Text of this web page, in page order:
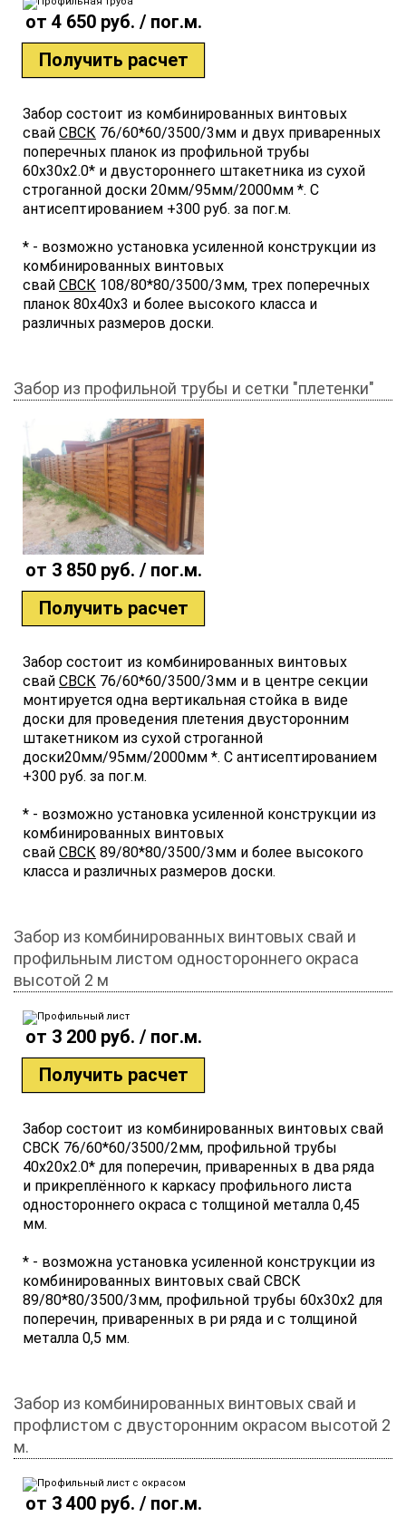
от 4 650 руб. / пог.м.
Получить расчет
Забор состоит из комбинированных винтовых
свай СВСК 76/60*60/3500/3мм и двух приваренных
поперечных планок из профильной трубы
60х30х2.0* и двустороннего штакетника из сухой
строганной доски 20мм/95мм/2000мм *. С
антисептированием +300 руб. за пог.м.
* - возможно установка усиленной конструкции из
комбинированных винтовых
свай СВСК 108/80*80/3500/3мм, трех поперечных
планок 80х40х3 и более высокого класса и
различных размеров доски.
Забор из профильной трубы и сетки "плетенки"
от 3 850 руб. / пог.м.
Получить расчет
Забор состоит из комбинированных винтовых
свай СВСК 76/60*60/3500/3мм и в центре секции
монтируется одна вертикальная стойка в виде
доски для проведения плетения двусторонним
штакетником из сухой строганной
доски20мм/95мм/2000мм *. С антисептированием
+300 руб. за пог.м.
* - возможно установка усиленной конструкции из
комбинированных винтовых
свай СВСК 89/80*80/3500/3мм и более высокого
класса и различных размеров доски.
Забор из комбинированных винтовых свай и
профильным листом одностороннего окраса
высотой 2 м
от 3 200 руб. / пог.м.
Получить расчет
Забор состоит из комбинированных винтовых свай
СВСК 76/60*60/3500/2мм, профильной трубы
40x20x2.0* для поперечин, приваренных в два ряда
и прикреплённого к каркасу профильного листа
одностороннего окраса с толщиной металла 0,45
мм.
* - возможна установка усиленной конструкции из
комбинированных винтовых свай СВСК
89/80*80/3500/3мм, профильной трубы 60х30х2 для
поперечин, приваренных в ри ряда и с толщиной
металла 0,5 мм.
Забор из комбинированных винтовых свай и
профлистом с двусторонним окрасом высотой 2
м.
от 3 400 руб. / пог.м.